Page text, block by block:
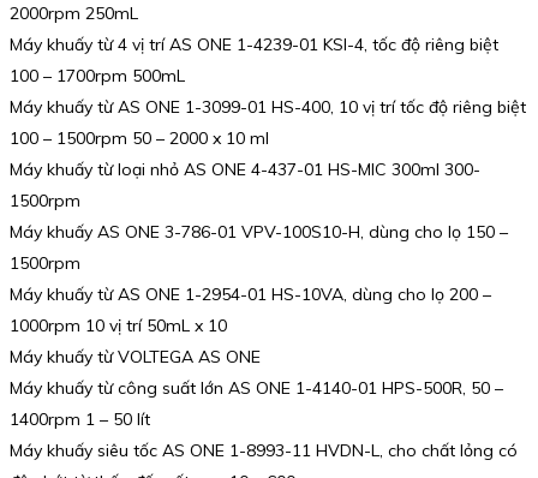
2000rpm 250mL
Máy khuấy từ 4 vị trí AS ONE 1-4239-01 KSI-4, tốc độ riêng biệt
100 – 1700rpm 500mL
Máy khuấy từ AS ONE 1-3099-01 HS-400, 10 vị trí tốc độ riêng biệt
100 – 1500rpm 50 – 2000 x 10 ml
Máy khuấy từ loại nhỏ AS ONE 4-437-01 HS-MIC 300ml 300-
1500rpm
Máy khuấy AS ONE 3-786-01 VPV-100S10-H, dùng cho lọ 150 –
1500rpm
Máy khuấy từ AS ONE 1-2954-01 HS-10VA, dùng cho lọ 200 –
1000rpm 10 vị trí 50mL x 10
Máy khuấy từ VOLTEGA AS ONE
Máy khuấy từ công suất lớn AS ONE 1-4140-01 HPS-500R, 50 –
1400rpm 1 – 50 lít
Máy khuấy siêu tốc AS ONE 1-8993-11 HVDN-L, cho chất lỏng có